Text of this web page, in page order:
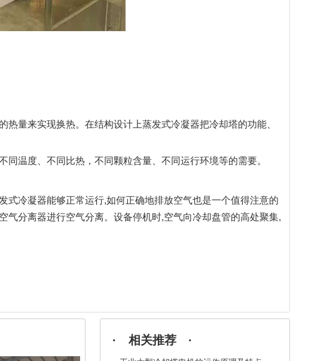
量来实现换热。在结构设计上蒸发式冷凝器把冷却塔的功能、
温度、不同比热，不同颗粒含量、不同运行环境等的需要。
式冷凝器能够正常运行,如何正确地排放空气也是一个值得注意的
气分离器进行空气分离。设备停机时,空气向冷却盘管的高处聚集,
· 相关推荐 ·